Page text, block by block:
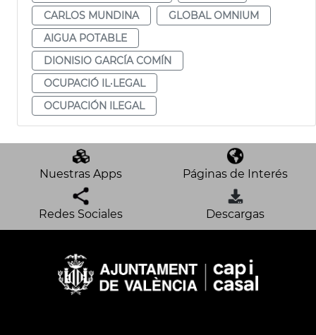
CARLOS MUNDINA
GLOBAL OMNIUM
AIGUA POTABLE
DIONISIO GARCÍA COMÍN
OCUPACIÓ IL·LEGAL
OCUPACIÓN ILEGAL
Nuestras Apps Páginas de Interés
Redes Sociales Descargas